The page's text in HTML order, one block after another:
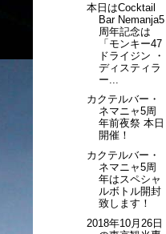
本日はCocktail
Bar Nemanja5
周年記念は
「モンキー47
ドライジン ・
ディスティラ
ー...
カクテルバー・
ネマニャ5周
年前夜祭 本日
開催！
カクテルバー・
ネマニャ5周
年はスペシャ
ルボトル開封
致します！
2018年10月26日